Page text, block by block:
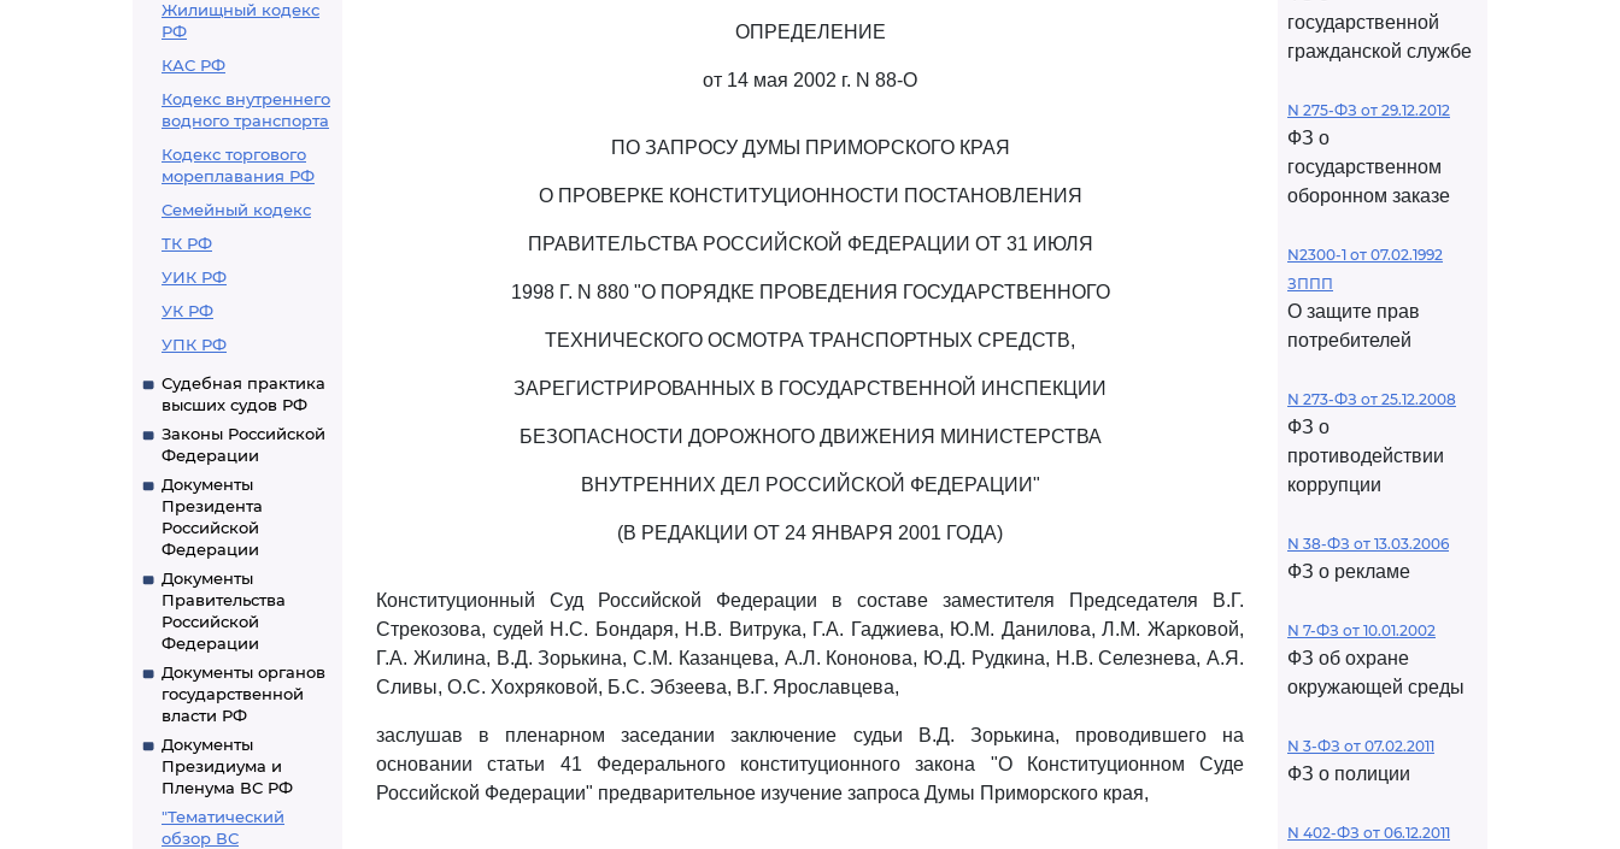
Жилищный кодекс
РФ
КАС РФ
Кодекс внутреннего
водного транспорта
Кодекс торгового
мореплавания РФ
Семейный кодекс
ТК РФ
УИК РФ
УК РФ
УПК РФ
Судебная практика
высших судов РФ
Законы Российской
Федерации
Документы
Президента
Российской
Федерации
Документы
Правительства
Российской
Федерации
Документы органов
государственной
власти РФ
Документы
Президиума и
Пленума ВС РФ
"Тематический
обзор ВС
ОПРЕДЕЛЕНИЕ
от 14 мая 2002 г. N 88-О
ПО ЗАПРОСУ ДУМЫ ПРИМОРСКОГО КРАЯ
О ПРОВЕРКЕ КОНСТИТУЦИОННОСТИ ПОСТАНОВЛЕНИЯ
ПРАВИТЕЛЬСТВА РОССИЙСКОЙ ФЕДЕРАЦИИ ОТ 31 ИЮЛЯ
1998 Г. N 880 "О ПОРЯДКЕ ПРОВЕДЕНИЯ ГОСУДАРСТВЕННОГО
ТЕХНИЧЕСКОГО ОСМОТРА ТРАНСПОРТНЫХ СРЕДСТВ,
ЗАРЕГИСТРИРОВАННЫХ В ГОСУДАРСТВЕННОЙ ИНСПЕКЦИИ
БЕЗОПАСНОСТИ ДОРОЖНОГО ДВИЖЕНИЯ МИНИСТЕРСТВА
ВНУТРЕННИХ ДЕЛ РОССИЙСКОЙ ФЕДЕРАЦИИ"
(В РЕДАКЦИИ ОТ 24 ЯНВАРЯ 2001 ГОДА)
Конституционный Суд Российской Федерации в составе заместителя Председателя В.Г.
Стрекозова, судей Н.С. Бондаря, Н.В. Витрука, Г.А. Гаджиева, Ю.М. Данилова, Л.М. Жарковой,
Г.А. Жилина, В.Д. Зорькина, С.М. Казанцева, А.Л. Кононова, Ю.Д. Рудкина, Н.В. Селезнева, А.Я.
Сливы, О.С. Хохряковой, Б.С. Эбзеева, В.Г. Ярославцева,
заслушав в пленарном заседании заключение судьи В.Д. Зорькина, проводившего на
основании статьи 41 Федерального конституционного закона "О Конституционном Суде
Российской Федерации" предварительное изучение запроса Думы Приморского края,
государственной
гражданской службе
N 275-ФЗ от 29.12.2012
ФЗ о
государственном
оборонном заказе
N2300-1 от 07.02.1992
ЗППП
О защите прав
потребителей
N 273-ФЗ от 25.12.2008
ФЗ о
противодействии
коррупции
N 38-ФЗ от 13.03.2006
ФЗ о рекламе
N 7-ФЗ от 10.01.2002
ФЗ об охране
окружающей среды
N 3-ФЗ от 07.02.2011
ФЗ о полиции
N 402-ФЗ от 06.12.2011